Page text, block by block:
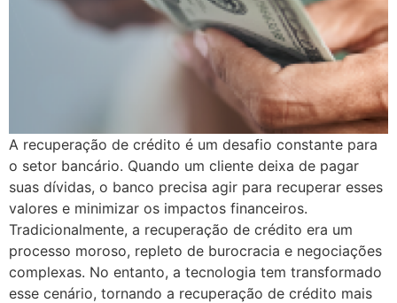
A recuperação de crédito é um desafio constante para
o setor bancário. Quando um cliente deixa de pagar
suas dívidas, o banco precisa agir para recuperar esses
valores e minimizar os impactos financeiros.
Tradicionalmente, a recuperação de crédito era um
processo moroso, repleto de burocracia e negociações
complexas. No entanto, a tecnologia tem transformado
esse cenário, tornando a recuperação de crédito mais